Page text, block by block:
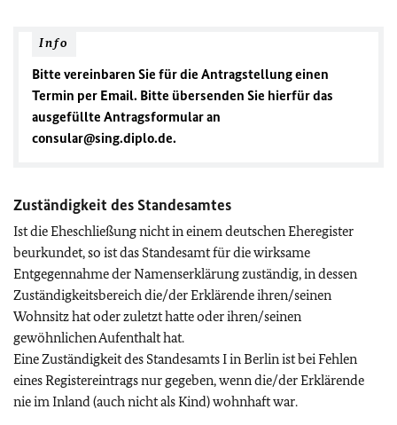
Info
Bitte vereinbaren Sie für die Antragstellung einen
Termin per Email. Bitte übersenden Sie hierfür das
ausgefüllte Antragsformular an
consular@sing.diplo.de.
Zuständigkeit des Standesamtes
Ist die Eheschließung nicht in einem deutschen Eheregister
beurkundet, so ist das Standesamt für die wirksame
Entgegennahme der Namenserklärung zuständig, in dessen
Zuständigkeitsbereich die/der Erklärende ihren/seinen
Wohnsitz hat oder zuletzt hatte oder ihren/seinen
gewöhnlichen Aufenthalt hat.
Eine Zuständigkeit des Standesamts I in Berlin ist bei Fehlen
eines Registereintrags nur gegeben, wenn die/der Erklärende
nie im Inland (auch nicht als Kind) wohnhaft war.